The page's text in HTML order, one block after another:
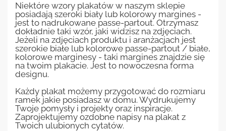
Niektóre wzory plakatów w naszym sklepie
posiadają szeroki biały lub kolorowy margines -
jest to nadrukowane passe-partout. Otrzymasz
dokładnie taki wzór, jaki widzisz na zdjęciach.
Jeżeli na zdjęciach produktu i aranżacjach jest
szerokie białe lub kolorowe passe-partout / białe,
kolorowe marginesy - taki margines znajdzie się
na twoim plakacie. Jest to nowoczesna forma
designu.
Każdy plakat możemy przygotować do rozmiaru
ramek jakie posiadasz w domu. Wydrukujemy
Twoje pomysły i projekty oraz inspiracje.
Zaprojektujemy ozdobne napisy na plakat z
Twoich ulubionych cytatów.